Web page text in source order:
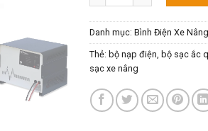
Danh mục: Bình Điện Xe
Thẻ: bộ nạp điện, bộ sạc ắc
sạc xe nâng